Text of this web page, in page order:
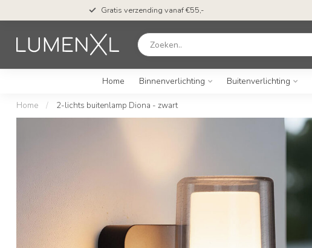
Gratis verzending vanaf €55,-
Home Binnenverlichting Buitenverlichting
Home / 2-lichts buitenlamp Diona - zwart